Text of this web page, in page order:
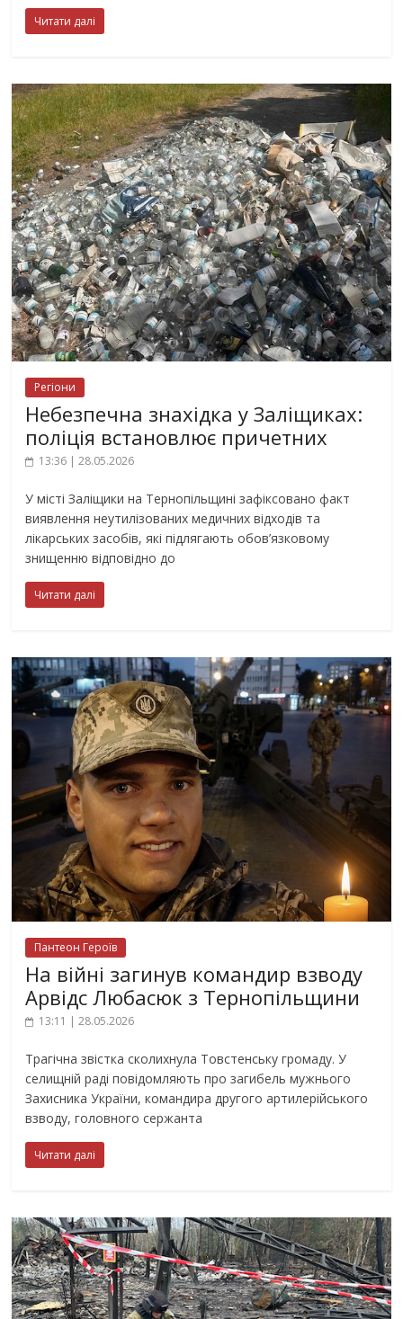
Читати далі
Регіони
Небезпечна знахідка у Заліщиках:
поліція встановлює причетних
13:36 | 28.05.2026
У місті Заліщики на Тернопільщині зафіксовано факт
виявлення неутилізованих медичних відходів та
лікарських засобів, які підлягають обов’язковому
знищенню відповідно до
Читати далі
Пантеон Героїв
На війні загинув командир взводу
Арвідс Любасюк з Тернопільщини
13:11 | 28.05.2026
Трагічна звістка сколихнула Товстенську громаду. У
селищній раді повідомляють про загибель мужнього
Захисника України, командира другого артилерійського
взводу, головного сержанта
Читати далі